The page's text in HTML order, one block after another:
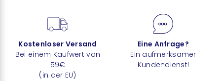
Kostenloser Versand
Bei einem Kaufwert von
59€
(in der EU)
Eine Anfrage?
Ein aufmerksamer
Kundendienst!